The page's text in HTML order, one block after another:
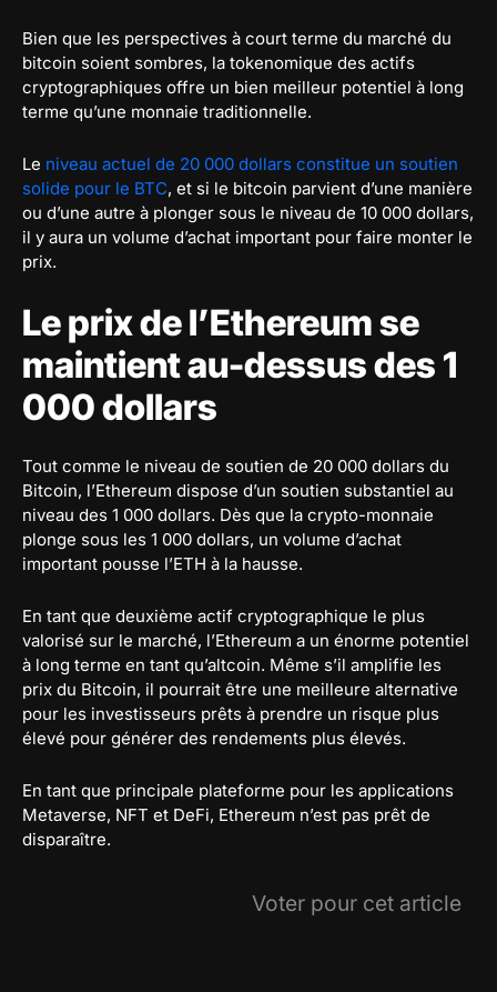
Bien que les perspectives à court terme du marché du
bitcoin soient sombres, la tokenomique des actifs
cryptographiques offre un bien meilleur potentiel à long
terme qu’une monnaie traditionnelle.
Le niveau actuel de 20 000 dollars constitue un soutien
solide pour le BTC, et si le bitcoin parvient d’une manière
ou d’une autre à plonger sous le niveau de 10 000 dollars,
il y aura un volume d’achat important pour faire monter le
prix.
Le prix de l’Ethereum se
maintient au-dessus des 1
000 dollars
Tout comme le niveau de soutien de 20 000 dollars du
Bitcoin, l’Ethereum dispose d’un soutien substantiel au
niveau des 1 000 dollars. Dès que la crypto-monnaie
plonge sous les 1 000 dollars, un volume d’achat
important pousse l’ETH à la hausse.
En tant que deuxième actif cryptographique le plus
valorisé sur le marché, l’Ethereum a un énorme potentiel
à long terme en tant qu’altcoin. Même s’il amplifie les
prix du Bitcoin, il pourrait être une meilleure alternative
pour les investisseurs prêts à prendre un risque plus
élevé pour générer des rendements plus élevés.
En tant que principale plateforme pour les applications
Metaverse, NFT et DeFi, Ethereum n’est pas prêt de
disparaître.
Voter pour cet article